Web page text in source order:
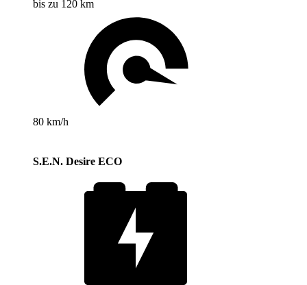
bis zu 120 km
80 km/h
S.E.N. Desire ECO